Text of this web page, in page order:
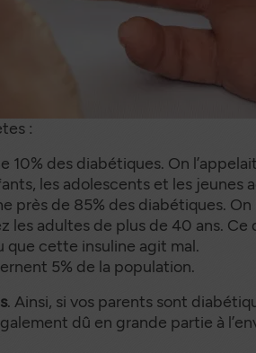
:
10% des diabétiques. On
les adolescents et les jeunes
près de 85% des diabétiques.
les adultes de plus de 40 ans.
que cette insuline agit mal.
5% de la population.
. Ainsi, si vos parents sont
dû en grande partie à